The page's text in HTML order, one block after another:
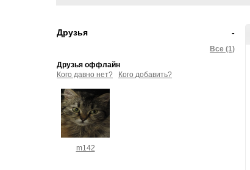
-
Друзья
Все (1)
Друзья оффлайн
Кого давно нет?
Кого добавить?
m142